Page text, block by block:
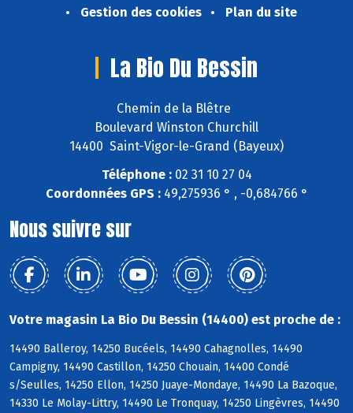
Gestion des cookies
Plan du site
La Bio Du Bessin
Chemin de la Blêtre
Boulevard Winston Churchill
14400 Saint-Vigor-le-Grand (Bayeux)
Téléphone :02 31 10 27 04
Coordonnées GPS :49,275936 ° , -0,684766 °
Nous suivre sur
Votre magasin La Bio Du Bessin (14400) est proche de :
14490 Balleroy, 14250 Bucéels, 14490 Cahagnolles, 14490
Campigny, 14490 Castillon, 14250 Chouain, 14400 Condé
s/Seulles, 14250 Ellon, 14250 Juaye-Mondaye, 14490 La Bazoque,
14330 Le Molay-Littry, 14490 Le Tronquay, 14250 Lingèvres, 14490